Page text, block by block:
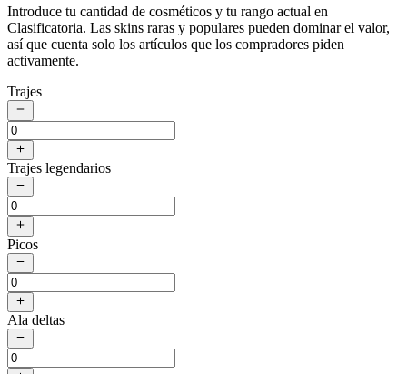
Introduce tu cantidad de cosméticos y tu rango actual en
Clasificatoria. Las skins raras y populares pueden dominar el valor,
así que cuenta solo los artículos que los compradores piden
activamente.
Trajes
Trajes legendarios
Picos
Ala deltas